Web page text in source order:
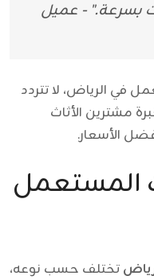
بسرعة." - عميل
في الرياض، لا تتردد
مشترين الأثاث
الأسعار.
المستعمل
تختلف حسب نوعه،